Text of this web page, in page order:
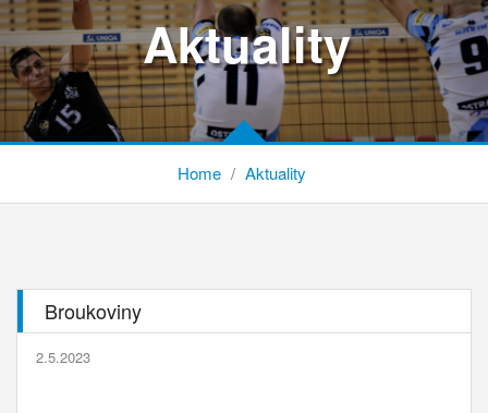
Aktuality
Home / Aktuality
Broukoviny
2.5.2023